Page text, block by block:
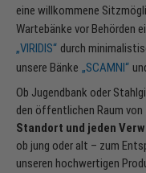
eine willkommene
Wartebänke vor Behörden
„VIRIDIS“ durch
unsere Bänke „SCAMNI“
Ob Jugendbank oder
den öffentlichen Raum
Standort und jeden
ob jung oder alt – zum
unseren hochwertigen